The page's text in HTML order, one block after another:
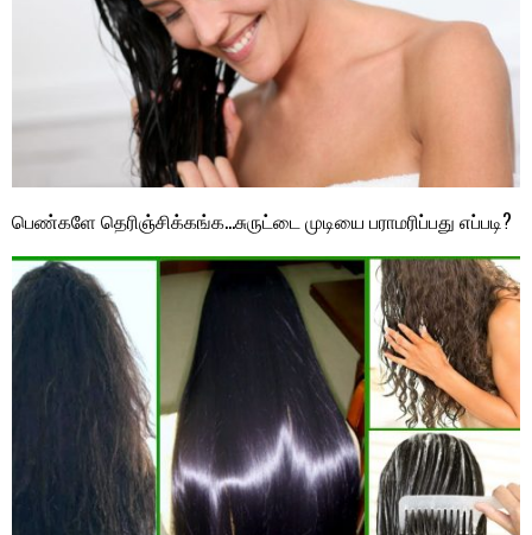
பெண்களே தெரிஞ்சிக்கங்க…சுருட்டை முடியை பராமரிப்பது எப்படி?